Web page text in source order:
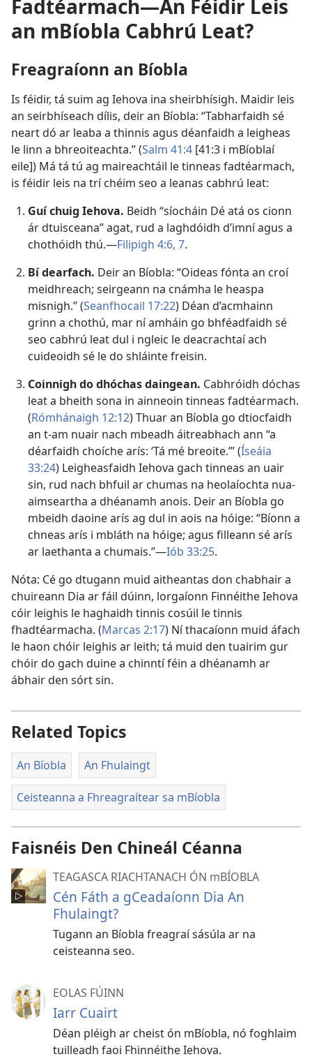
Fadtéarmach—An Féidir Leis
an mBíobla Cabhrú Leat?
Freagraíonn an Bíobla
Is féidir, tá suim ag Iehova ina sheirbhísigh. Maidir leis
an seirbhíseach dílis, deir an Bíobla: “Tabharfaidh sé
neart dó ar leaba a thinnis agus déanfaidh a leigheas
le linn a bhreoiteachta.” (Salm 41:4 [41:3 i mBíoblaí
eile]) Má tá tú ag maireachtáil le tinneas fadtéarmach,
is féidir leis na trí chéim seo a leanas cabhrú leat:
Guí chuig Iehova. Beidh “síocháin Dé atá os cionn
ár dtuisceana” agat, rud a laghdóidh d’imní agus a
chothóidh thú.​—Filipigh 4:6, 7.
Bí dearfach. Deir an Bíobla: “Oideas fónta an croí
meidhreach; seirgeann na cnámha le heaspa
misnigh.” (Seanfhocail 17:22) Déan d’acmhainn
grinn a chothú, mar ní amháin go bhféadfaidh sé
seo cabhrú leat dul i ngleic le deacrachtaí ach
cuideoidh sé le do shláinte freisin.
Coinnigh do dhóchas daingean. Cabhróidh dóchas
leat a bheith sona in ainneoin tinneas fadtéarmach.
(Rómhánaigh 12:12) Thuar an Bíobla go dtiocfaidh
an t-am nuair nach mbeadh áitreabhach ann “a
déarfaidh choíche arís: ‘Tá mé breoite.’” (Íseáia
33:24) Leigheasfaidh Iehova gach tinneas an uair
sin, rud nach bhfuil ar chumas na heolaíochta nua-
aimseartha a dhéanamh anois. Deir an Bíobla go
mbeidh daoine arís ag dul in aois na hóige: “Bíonn a
chneas arís i mbláth na hóige; agus filleann sé arís
ar laethanta a chumais.”​—Iób 33:25.
Nóta: Cé go dtugann muid aitheantas don chabhair a
chuireann Dia ar fáil dúinn, lorgaíonn Finnéithe Iehova
cóir leighis le haghaidh tinnis cosúil le tinnis
fhadtéarmacha. (Marcas 2:17) Ní thacaíonn muid áfach
le haon chóir leighis ar leith; tá muid den tuairim gur
chóir do gach duine a chinntí féin a dhéanamh ar
ábhair den sórt sin.
Related Topics
An Bíobla An Fhulaingt
Ceisteanna a Fhreagraítear sa mBíobla
Faisnéis Den Chineál Céanna
TEAGASCA RIACHTANACH ÓN mBÍOBLA
Cén Fáth a gCeadaíonn Dia An
Fhulaingt?
Tugann an Bíobla freagraí sásúla ar na
ceisteanna seo.
EOLAS FÚINN
Iarr Cuairt
Déan pléigh ar cheist ón mBíobla, nó foghlaim
tuilleadh faoi Fhinnéithe Iehova.